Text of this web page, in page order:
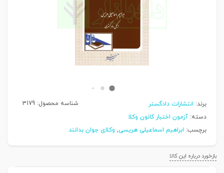
برند: انتشارات دادگستر شناسه محصول: 3179
دسته: آزمون اختبار کانون وکلا
برچسب: ابراهیم اسماعیلی هریسی, وکلای جوان بدانند
بازخورد درباره این کالا